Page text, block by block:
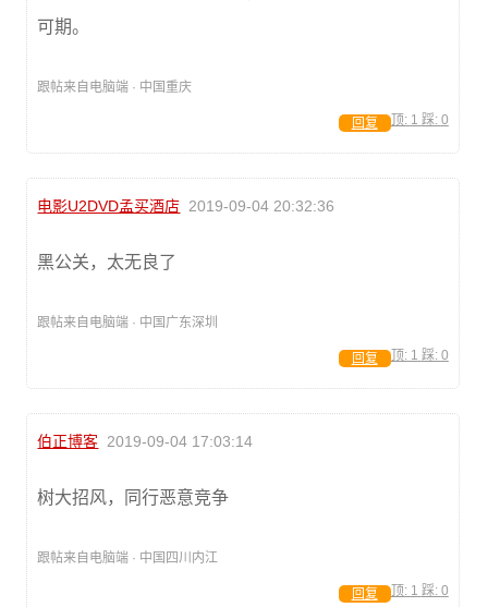
可期。
跟帖来自电脑端 · 中国重庆
顶: 1 踩: 0
回复
电影U2DVD孟买酒店 2019-09-04 20:32:36
黑公关，太无良了
跟帖来自电脑端 · 中国广东深圳
顶: 1 踩: 0
回复
伯正博客 2019-09-04 17:03:14
树大招风，同行恶意竞争
跟帖来自电脑端 · 中国四川内江
顶: 1 踩: 0
回复